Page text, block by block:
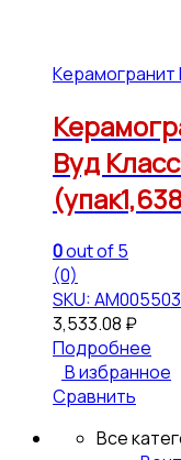
Керамогранит
Вуд
0out of 5
(0)
SKU: АМ005503
3,533.08 ₽
Подробнее
В избранное
Сравнить
Все